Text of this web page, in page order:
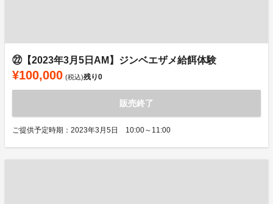
㉒【2023年3月5日AM】ジンベエザメ給餌体験
¥100,000 (税込)残り0
販売終了
ご提供予定時期：2023年3月5日 10:00～11:00